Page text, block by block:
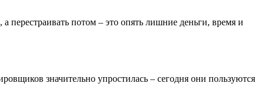
перестраивать потом – это опять лишние деньги, время и
значительно упростилась – сегодня они пользуются